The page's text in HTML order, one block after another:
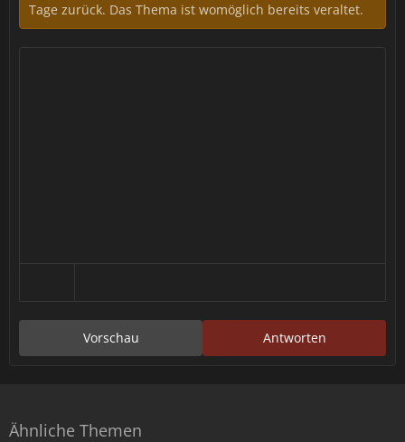
Tage zurück. Das Thema ist womöglich bereits veraltet.
Antworten
Vorschau
Ähnliche Themen